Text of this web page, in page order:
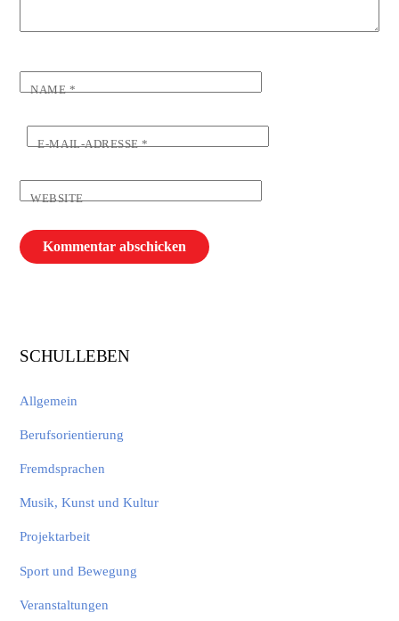
NAME*
E-MAIL-ADRESSE*
WEBSITE
SCHULLEBEN
Allgemein
Berufsorientierung
Fremdsprachen
Musik, Kunst und Kultur
Projektarbeit
Sport und Bewegung
Veranstaltungen